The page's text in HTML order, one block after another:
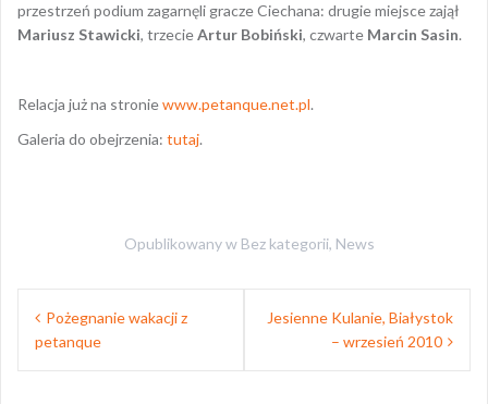
przestrzeń podium zagarnęli gracze Ciechana: drugie miejsce zajął
Mariusz Stawicki, trzecieArtur Bobiński, czwarte Marcin Sasin.
Relacja już na stroniewww.petanque.net.pl.
Galeria do obejrzenia: tutaj.
Opublikowany w Bez kategorii, News
Nawigacja
wpisu
Pożegnanie wakacji z
petanque
Jesienne Kulanie, Białystok
– wrzesień 2010